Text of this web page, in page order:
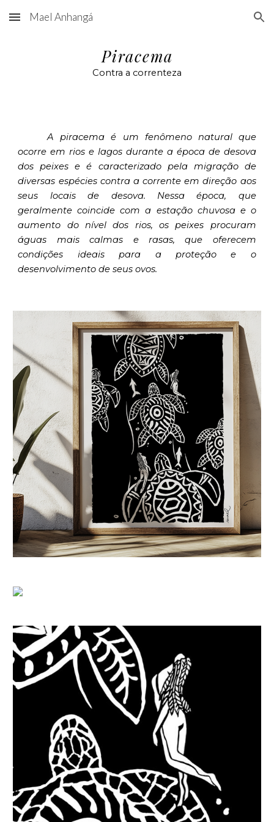
Skip to main content Skip to navigation
Mael Anhangá
Piracema
Contra a correnteza
A piracema é um fenômeno natural que
ocorre em rios e lagos durante a época de desova
dos peixes e é caracterizado pela migração de
diversas espécies contra a corrente em direção aos
seus locais de desova. Nessa época, que
geralmente coincide com a estação chuvosa e o
aumento do nível dos rios, os peixes procuram
águas mais calmas e rasas, que oferecem
condições ideais para a proteção e o
desenvolvimento de seus ovos.